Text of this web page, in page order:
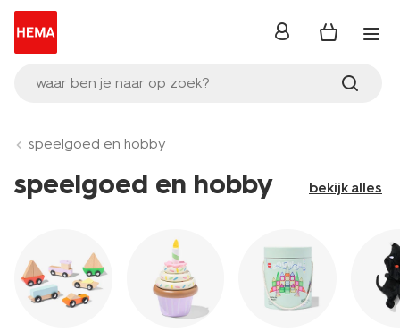
waar ben je naar op zoek?
inloggen
speelgoed en hobby
speelgoed en hobby bekijk alles